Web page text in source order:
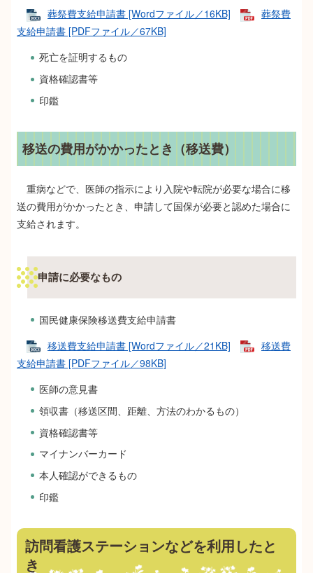
葬祭費支給申請書 [Wordファイル／16KB]
葬祭費
支給申請書 [PDFファイル／67KB]
死亡を証明するもの
資格確認書等
印鑑
移送の費用がかかったとき（移送費）
重病などで、医師の指示により入院や転院が必要な場合に移
送の費用がかかったとき、申請して国保が必要と認めた場合に
支給されます。
申請に必要なもの
国民健康保険移送費支給申請書
移送費支給申請書 [Wordファイル／21KB]
移送費
支給申請書 [PDFファイル／98KB]
医師の意見書
領収書（移送区間、距離、方法のわかるもの）
資格確認書等
マイナンバーカード
本人確認ができるもの
印鑑
訪問看護ステーションなどを利用したと
き